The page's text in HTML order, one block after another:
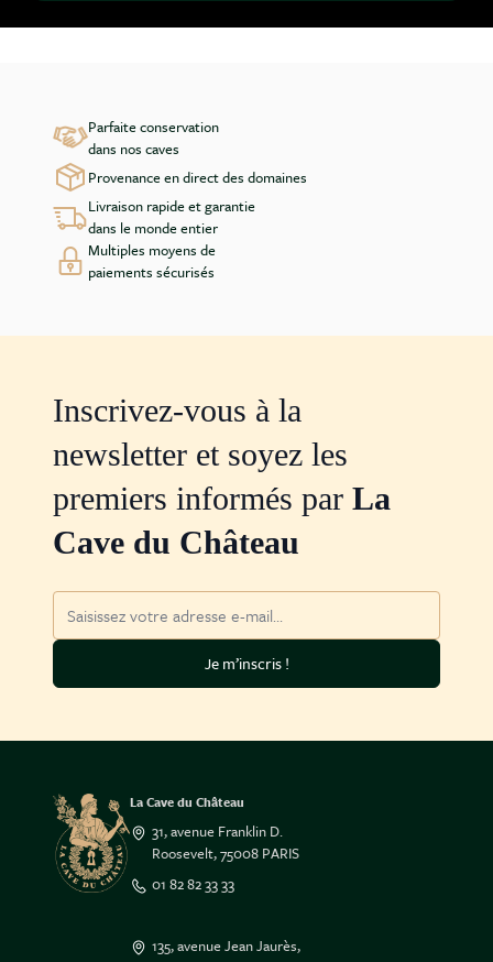
Parfaite conservation
dans nos caves
Provenance en direct des domaines
Livraison rapide et garantie
dans le monde entier
Multiples moyens de
paiements sécurisés
Inscrivez-vous à la
newsletter et soyez les
premiers informés par La
Cave du Château
Je m’inscris !
La Cave du Château
31, avenue Franklin D.
Roosevelt, 75008 PARIS
01 82 82 33 33
135, avenue Jean Jaurès,